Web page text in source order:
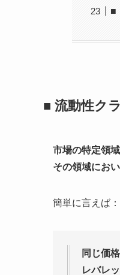
■
■ 流動性ク
市場の特定領
その領域にお
簡単に言えば：
同じ価
レバレ